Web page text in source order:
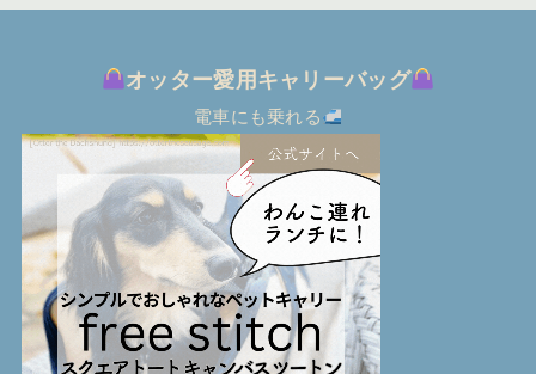
オッター愛用キャリーバッグ
電車にも乗れる